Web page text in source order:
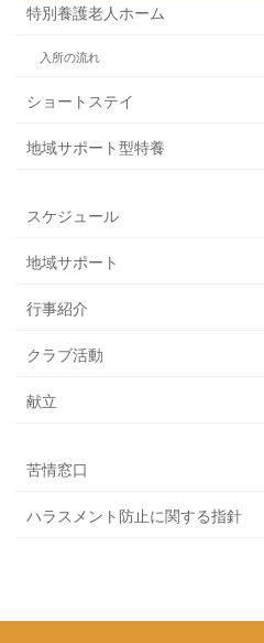
特別養護老人ホーム
入所の流れ
ショートステイ
地域サポート型特養
スケジュール
地域サポート
行事紹介
クラブ活動
献立
苦情窓口
ハラスメント防止に関する指針